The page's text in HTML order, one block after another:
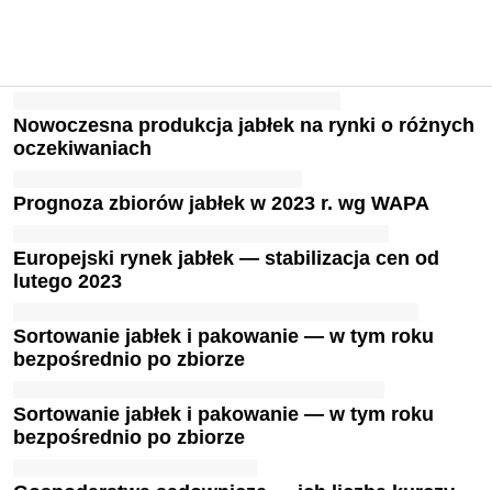
Nowoczesna produkcja jabłek na rynki o różnych
oczekiwaniach
Prognoza zbiorów jabłek w 2023 r. wg WAPA
Europejski rynek jabłek — stabilizacja cen od
lutego 2023
Sortowanie jabłek i pakowanie — w tym roku
bezpośrednio po zbiorze
Sortowanie jabłek i pakowanie — w tym roku
bezpośrednio po zbiorze